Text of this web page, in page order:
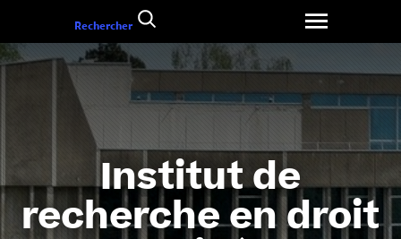
contenu
Institut de
recherche en droit
Rechercher